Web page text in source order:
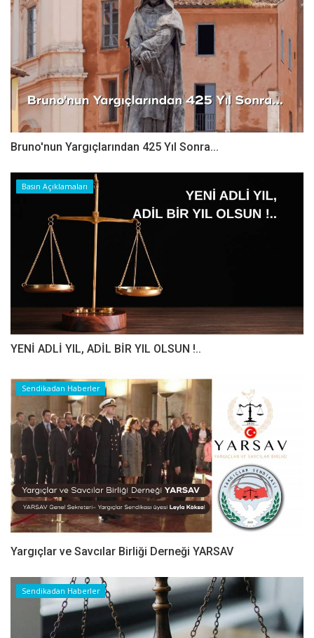
Bruno'nun Yargıçlarından 425 Yıl Sonra...
Basın Açıklamaları
YENİ ADLİ YIL, ADİL BİR YIL OLSUN !..
Sendikadan Haberler
Yargıçlar ve Savcılar Birliği Derneği YARSAV
Sendikadan Haberler